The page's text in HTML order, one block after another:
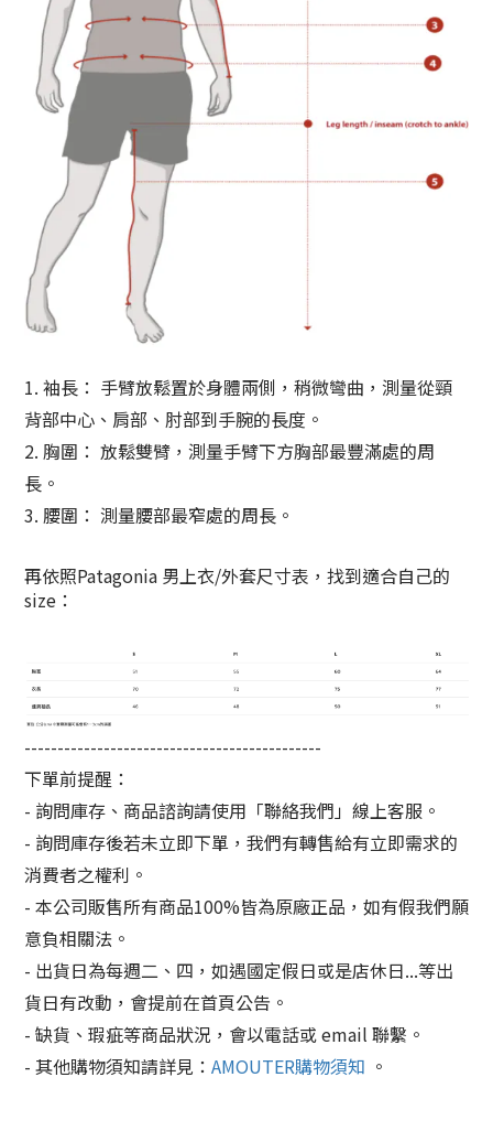
1. 袖長： 手臂放鬆置於身體兩側，稍微彎曲，測量從頸
背部中心、肩部、肘部到手腕的長度。
2. 胸圍： 放鬆雙臂，測量手臂下方胸部最豐滿處的周
長。
3. 腰圍： 測量腰部最窄處的周長。
再依照Patagonia 男上衣/外套尺寸表，找到適合自己的
size：
---------------------------------------------
下單前提醒：
- 詢問庫存、商品諮詢請使用「聯絡我們」線上客服。
- 詢問庫存後若未立即下單，我們有轉售給有立即需求的
消費者之權利。
- 本公司販售所有商品100%皆為原廠正品，如有假我們願
意負相關法。
- 出貨日為每週二、四，如遇國定假日或是店休日...等出
貨日有改動，會提前在首頁公告。
- 缺貨、瑕疵等商品狀況，會以電話或 email 聯繫。
- 其他購物須知請詳見： AMOUTER購物須知 。